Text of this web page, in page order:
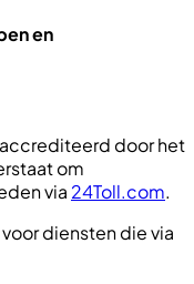
en
door het
om
via 24Toll.com.
diensten die via